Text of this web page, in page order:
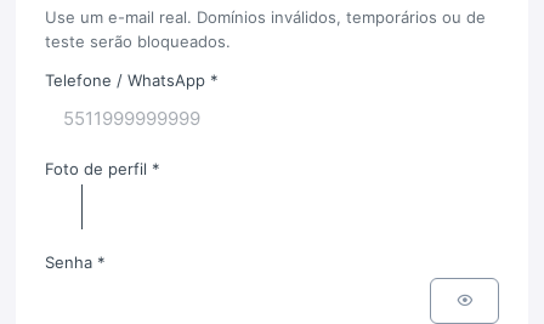
Use um e-mail real. Domínios inválidos, temporários ou de
teste serão bloqueados.
Telefone / WhatsApp *
Foto de perfil *
Senha *